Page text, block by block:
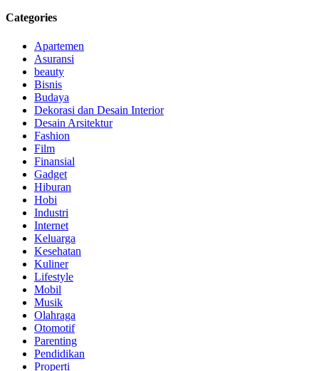
Categories
Apartemen
Asuransi
beauty
Bisnis
Budaya
Dekorasi dan Desain Interior
Desain Arsitektur
Fashion
Film
Finansial
Gadget
Hiburan
Hobi
Industri
Internet
Keluarga
Kesehatan
Kuliner
Lifestyle
Mobil
Musik
Olahraga
Otomotif
Parenting
Pendidikan
Properti